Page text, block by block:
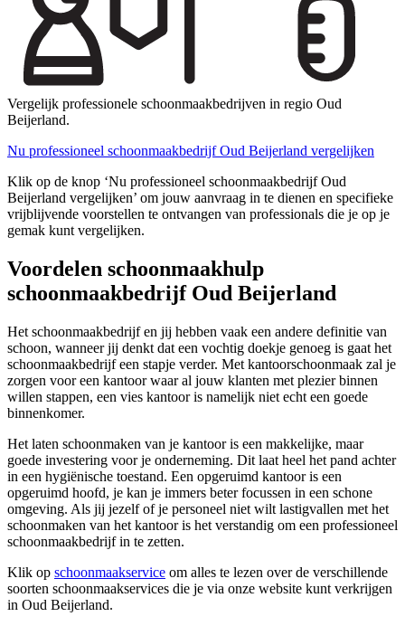
Vergelijk professionele schoonmaakbedrijven in regio Oud
Beijerland.
Nu professioneel schoonmaakbedrijf Oud Beijerland vergelijken
Klik op de knop ‘Nu professioneel schoonmaakbedrijf Oud
Beijerland vergelijken’ om jouw aanvraag in te dienen en specifieke
vrijblijvende voorstellen te ontvangen van professionals die je op je
gemak kunt vergelijken.
Voordelen schoonmaakhulp
schoonmaakbedrijf Oud Beijerland
Het schoonmaakbedrijf en jij hebben vaak een andere definitie van
schoon, wanneer jij denkt dat een vochtig doekje genoeg is gaat het
schoonmaakbedrijf een stapje verder. Met kantoorschoonmaak zal je
zorgen voor een kantoor waar al jouw klanten met plezier binnen
willen stappen, een vies kantoor is namelijk niet echt een goede
binnenkomer.
Het laten schoonmaken van je kantoor is een makkelijke, maar
goede investering voor je onderneming. Dit laat heel het pand achter
in een hygiënische toestand. Een opgeruimd kantoor is een
opgeruimd hoofd, je kan je immers beter focussen in een schone
omgeving. Als jij jezelf of je personeel niet wilt lastigvallen met het
schoonmaken van het kantoor is het verstandig om een professioneel
schoonmaakbedrijf in te zetten.
Klik op schoonmaakservice om alles te lezen over de verschillende
soorten schoonmaakservices die je via onze website kunt verkrijgen
in Oud Beijerland.